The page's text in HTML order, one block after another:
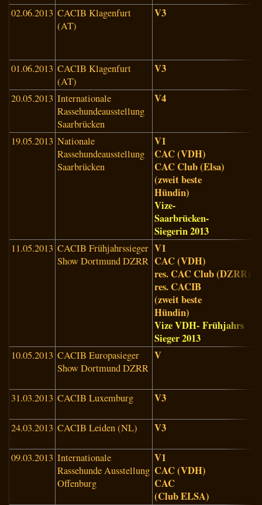
02.06.2013 CACIB Klagenfurt
(AT)
V3
01.06.2013 CACIB Klagenfurt
(AT)
V3
20.05.2013 Internationale
Rassehundeausstellung
Saarbrücken
V4
19.05.2013 Nationale
Rassehundeausstellung
Saarbrücken
V1
CAC (VDH)
CAC Club (Elsa)
(zweit beste
Hündin)
Vize-
Saarbrücken-
Siegerin 2013
11.05.2013 CACIB Frühjahrssieger
Show Dortmund DZRR
V1
CAC (VDH)
res. CAC Club (DZRR)
res. CACIB
(zweit beste
Hündin)
Vize VDH- Frühjahrs
Sieger 2013
10.05.2013 CACIB Europasieger
Show Dortmund DZRR
V
31.03.2013 CACIB Luxemburg V3
24.03.2013 CACIB Leiden (NL) V3
09.03.2013 Internationale
Rassehunde Ausstellung
Offenburg
V1
CAC (VDH)
CAC
(Club ELSA)